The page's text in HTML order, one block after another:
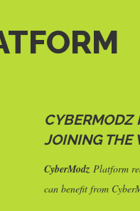
CYBERMODZ
JOINING THE
CyberModz Platform
can benefit from